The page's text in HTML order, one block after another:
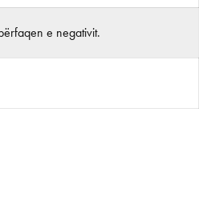
e negativit.